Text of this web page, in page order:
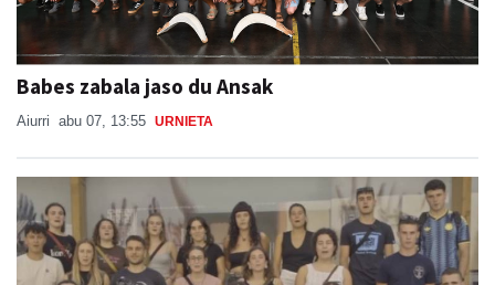
Babes zabala jaso du Ansak
Aiurri abu 07, 13:55 URNIETA